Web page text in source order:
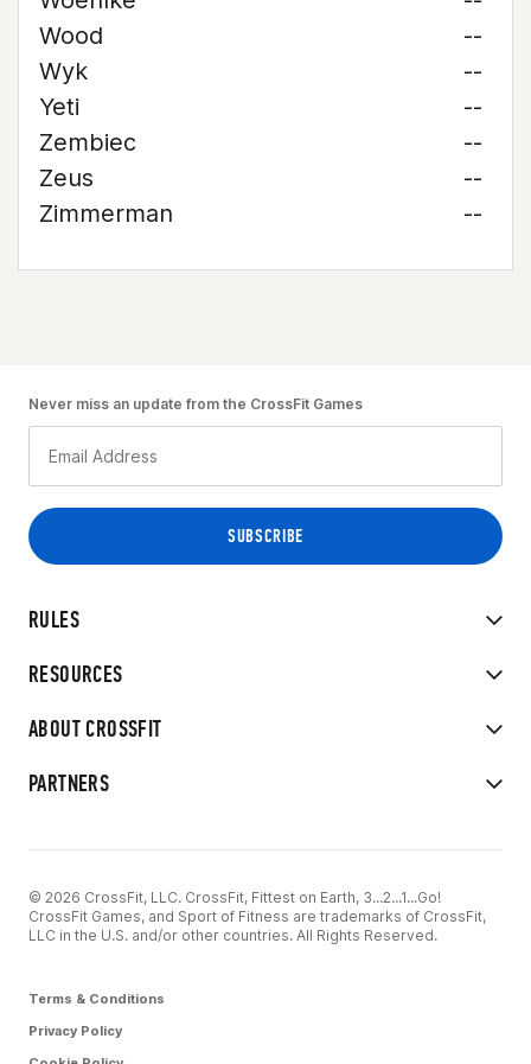
Wood
--
Wyk
--
Yeti
--
Zembiec
--
Zeus
--
Zimmerman
--
RULES
RESOURCES
ABOUT CROSSFIT
PARTNERS
Never miss an update from the CrossFit Games
© 2026 CrossFit, LLC. CrossFit, Fittest on Earth, 3...2...1...Go!
CrossFit Games, and Sport of Fitness are trademarks of CrossFit,
LLC in the U.S. and/or other countries. All Rights Reserved.
Terms & Conditions
Privacy Policy